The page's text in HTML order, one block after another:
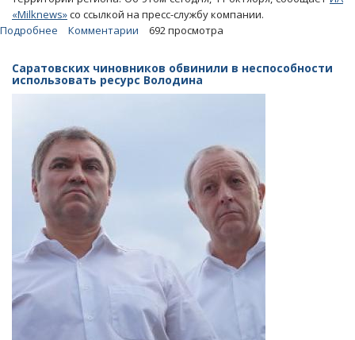
«Milknews»со ссылкой на пресс-службу компании.
Подробнее
«сбегает»
из
из-
за
плохого
инвестклимата
Комментарии 692 просмотра
Саратовских чиновников обвинили в неспособности
использовать ресурс Володина